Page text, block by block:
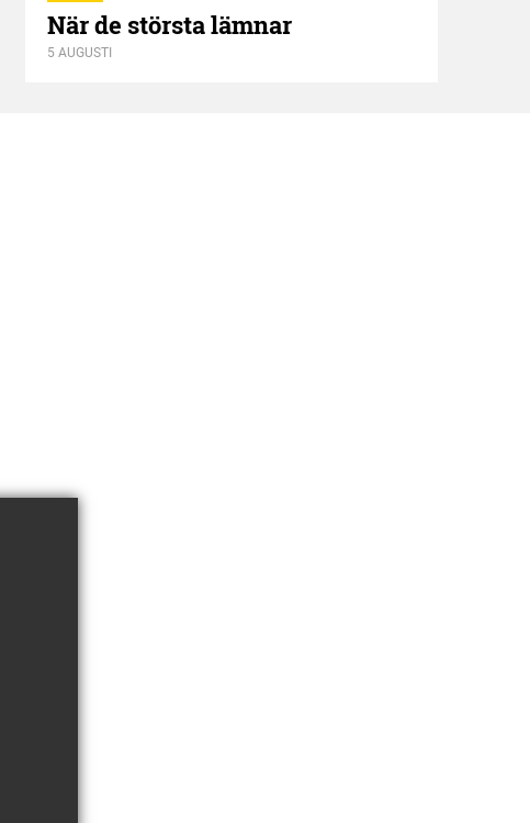
När de största lämnar
5 AUGUSTI